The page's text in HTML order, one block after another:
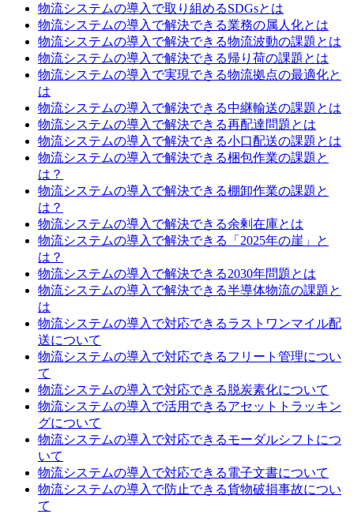
物流システムの導入で取り組めるSDGsとは
物流システムの導入で解決できる業務の属人化とは
物流システムの導入で解決できる物流波動の課題とは
物流システムの導入で解決できる帰り荷の課題とは
物流システムの導入で実現できる物流拠点の最適化と
は
物流システムの導入で解決できる中継輸送の課題とは
物流システムの導入で解決できる再配達問題とは
物流システムの導入で解決できる小口配送の課題とは
物流システムの導入で解決できる梱包作業の課題と
は？
物流システムの導入で解決できる棚卸作業の課題と
は？
物流システムの導入で解決できる余剰在庫とは
物流システムの導入で解決できる「2025年の崖」と
は？
物流システムの導入で解決できる2030年問題とは
物流システムの導入で解決できる半導体物流の課題と
は
物流システムの導入で対応できるラストワンマイル配
送について
物流システムの導入で対応できるフリート管理につい
て
物流システムの導入で対応できる脱炭素化について
物流システムの導入で活用できるアセットトラッキン
グについて
物流システムの導入で対応できるモーダルシフトにつ
いて
物流システムの導入で対応できる電子文書について
物流システムの導入で防止できる貨物破損事故につい
て